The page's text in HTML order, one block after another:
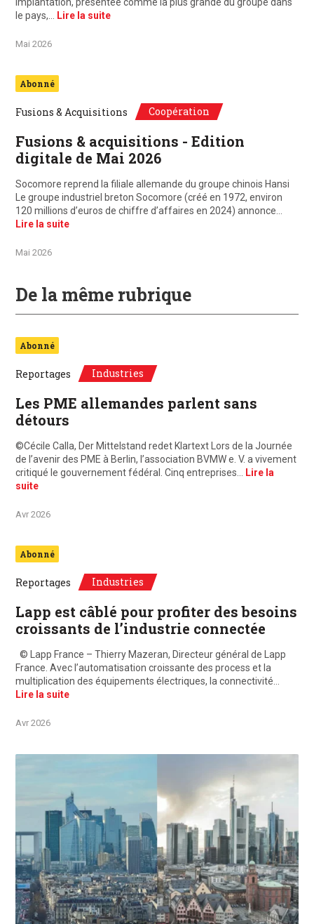
le pays,…
Lire la suite
Mai 2026
Abonné
Fusions & Acquisitions Coopération
Fusions & acquisitions - Edition
digitale de Mai 2026
Socomore reprend la filiale allemande du groupe chinois Hansi
Le groupe industriel breton Socomore (créé en 1972, environ
120 millions d’euros de chiffre d’affaires en 2024) annonce…
Lire la suite
Mai 2026
De la même rubrique
Abonné
Reportages Industries
Les PME allemandes parlent sans
détours
©Cécile Calla, Der Mittelstand redet Klartext Lors de la Journée
de l’avenir des PME à Berlin, l’association BVMW e. V. a vivement
critiqué le gouvernement fédéral. Cinq entreprises…
Lire la
suite
Avr 2026
Abonné
Reportages Industries
Lapp est câblé pour profiter des besoins
croissants de l’industrie connectée
© Lapp France – Thierry Mazeran, Directeur général de Lapp
France. Avec l’automatisation croissante des process et la
multiplication des équipements électriques, la connectivité…
Lire la suite
Avr 2026